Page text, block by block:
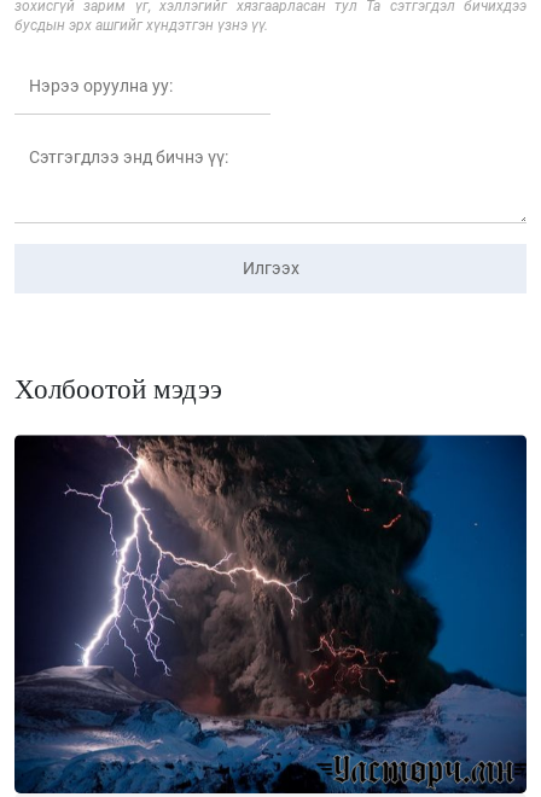
зохисгүй зарим үг, хэллэгийг хязгаарласан тул Та сэтгэгдэл бичихдээ
бусдын эрх ашгийг хүндэтгэн үзнэ үү.
Илгээх
Холбоотой мэдээ